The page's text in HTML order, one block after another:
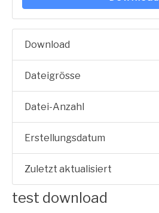
Down­load
Datei­grös­se
Datei-Anzahl
Erstel­lungs­da­tum
Zuletzt aktua­li­siert
test download